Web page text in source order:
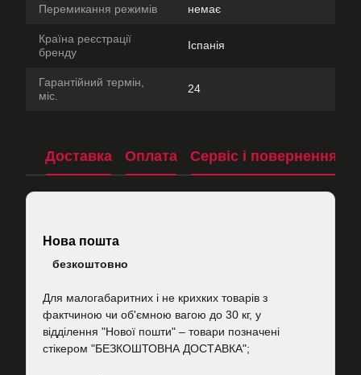
Перемикання режимів немає
Країна реєстрації
бренду
Іспанія
Гарантійний термін,
міс.
24
Доставка Оплата Сервіс і повернення
Нова пошта
безкоштовно
Для малогабаритних і не крихких товарів з
фактчиною чи об'ємною вагою до 30 кг, у
відділення "Нової пошти" – товари позначені
стікером "БЕЗКОШТОВНА ДОСТАВКА";